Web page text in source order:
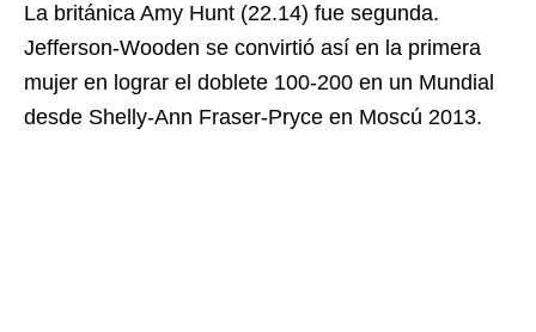
La británica Amy Hunt (22.14) fue segunda.
Jefferson-Wooden se convirtió así en la primera
mujer en lograr el doblete 100-200 en un Mundial
desde Shelly-Ann Fraser-Pryce en Moscú 2013.